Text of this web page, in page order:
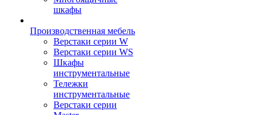
шкафы
Производственная мебель
Верстаки серии W
Верстаки серии WS
Шкафы
инструментальные
Тележки
инструментальные
Верстаки серии